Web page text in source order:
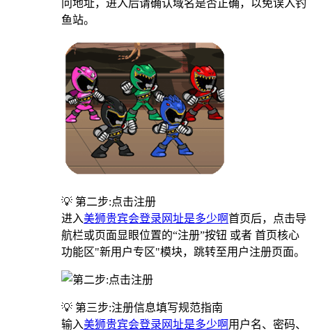
问地址，进入后请确认域名是否正确，以免误入钓
鱼站。
💡 第二步:点击注册
进入美狮贵宾会登录网址是多少啊首页后，点击导
航栏或页面显眼位置的“注册”按钮 或者 首页核心
功能区"新用户专区"模块，跳转至用户注册页面。
💡 第三步:注册信息填写规范指南
输入美狮贵宾会登录网址是多少啊 用户名、密码、